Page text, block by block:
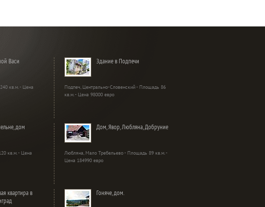
Васи
кв.м. - Цена
Здание в Подпечи
Подпеч, Центрально-Словенский - Площадь 86
кв.м. - Цена 98000 евро
дом
кв.м. - Цена
Дом, Явор, Любляна, Добруние
Любляна, Мало Требельево - Площадь 89 кв.м. -
Цена 184990 евро
квартира в
Гоняче, дом.